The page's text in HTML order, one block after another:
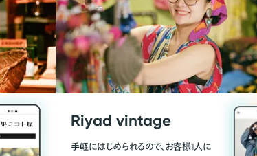
Riyad vintage
手軽にはじめられるので、お客様1人に